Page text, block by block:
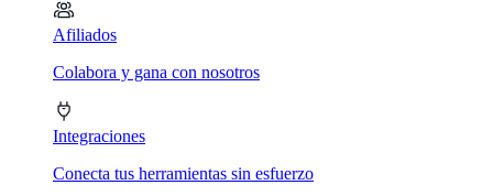
Afiliados
Colabora y gana con nosotros
Integraciones
Conecta tus herramientas sin esfuerzo